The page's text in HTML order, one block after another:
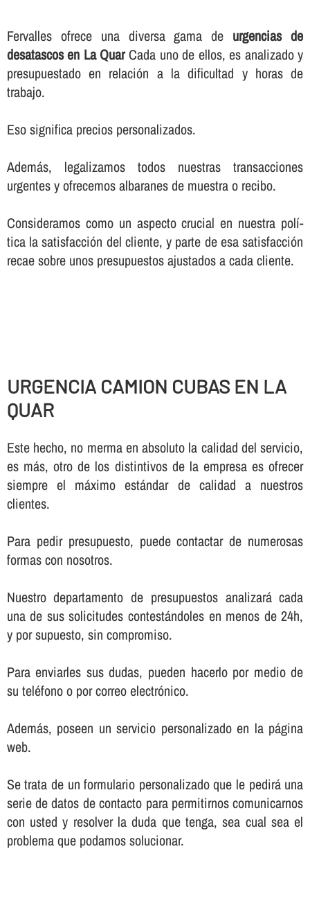
Fervalles ofrece una diversa gama de urgencias de
desatascos en La QuarCada uno de ellos, es analizado y
presupuestado en relación a la dificultad y horas de
trabajo.
Eso significa precios personalizados.
Además, legalizamos todos nuestras transacciones
urgentes y ofrecemos albaranes de muestra o recibo.
Consideramos como un aspecto crucial en nuestra polí­
tica la satisfacción del cliente, y parte de esa satisfacción
recae sobre unos presupuestos ajustados a cada cliente.
URGENCIA CAMION CUBAS EN LA
QUAR
Este hecho, no merma en absoluto la calidad del servicio,
es más, otro de los distintivos de la empresa es ofrecer
siempre el máximo estándar de calidad a nuestros
clientes.
Para pedir presupuesto, puede contactar de numerosas
formas con nosotros.
Nuestro departamento de presupuestos analizará cada
una de sus solicitudes contestándoles en menos de 24h,
y por supuesto, sin compromiso.
Para enviarles sus dudas, pueden hacerlo por medio de
su teléfono o por correo electrónico.
Además, poseen un servicio personalizado en la página
web.
Se trata de un formulario personalizado que le pedirá una
serie de datos de contacto para permitirnos comunicarnos
con usted y resolver la duda que tenga, sea cual sea el
problema que podamos solucionar.